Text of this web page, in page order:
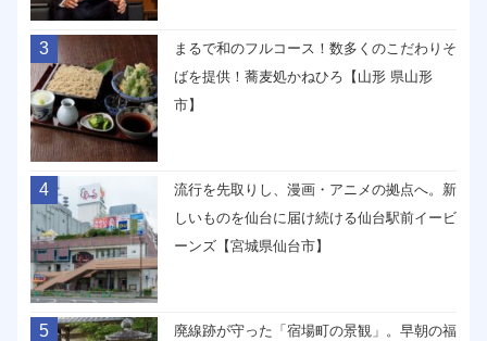
3
まるで和のフルコース！数多くのこだわりそ
ばを提供！蕎麦処かねひろ【山形 県山形
市】
4
流行を先取りし、漫画・アニメの拠点へ。新
しいものを仙台に届け続ける仙台駅前イービ
ーンズ【宮城県仙台市】
5
廃線跡が守った「宿場町の景観」。早朝の福